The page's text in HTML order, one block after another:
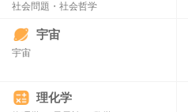
社会問題・社会哲学
宇宙
宇宙
理化学